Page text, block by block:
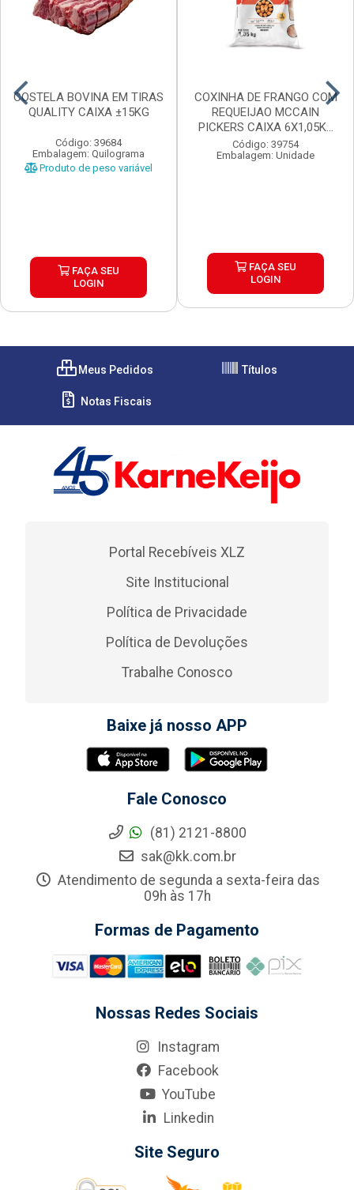
COSTELA BOVINA EM TIRAS
QUALITY CAIXA ±15KG
Código: 39684
Embalagem: Quilograma
Produto de peso variável
FAÇA SEU
LOGIN
COXINHA DE FRANGO COM
REQUEIJAO MCCAIN
PICKERS CAIXA 6X1,05K...
Código: 39754
Embalagem: Unidade
FAÇA SEU
LOGIN
Meus Pedidos Títulos
Notas Fiscais
Portal Recebíveis XLZ
Site Institucional
Política de Privacidade
Política de Devoluções
Trabalhe Conosco
Baixe já nosso APP
Fale Conosco
(81) 2121-8800
sak@kk.com.br
Atendimento de segunda a sexta-feira das
09h às 17h
Formas de Pagamento
Nossas Redes Sociais
Instagram
Facebook
YouTube
Linkedin
Site Seguro